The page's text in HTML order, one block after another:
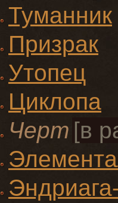
Туманник
Призрак
Утопец
Циклопа
Черт